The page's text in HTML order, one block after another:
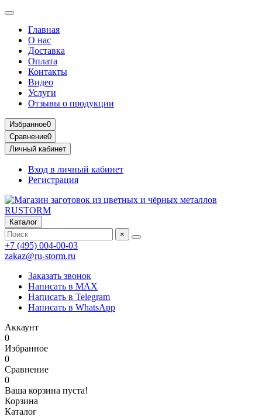
Главная
О нас
Доставка
Оплата
Контакты
Видео
Услуги
Отзывы о продукции
Избранное0
Сравнение0
Личный кабинет
Вход в личный кабинет
Регистрация
Каталог
×
+7 (495) 004-00-03
zakaz@ru-storm.ru
Заказать звонок
Написать в MAX
Написать в Telegram
Написать в WhatsApp
Аккаунт
0
Избранное
0
Сравнение
0
Ваша корзина пуста!
Корзина
Каталог